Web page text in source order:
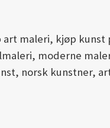
maleri, kjøp
moderne
norsk kunstner,